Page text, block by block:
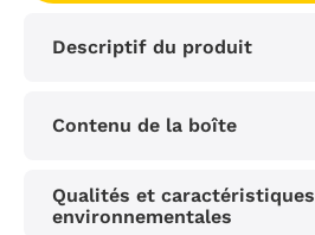
Descriptif du produit
Contenu de la boîte
Qualités et caractéristiques
environnementales